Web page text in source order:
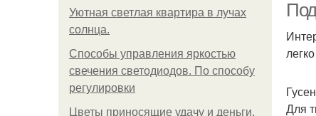
Уютная светлая квартира в лучах
солнца.
Способы управления яркостью
свечения светодиодов. По способу
регулировки
Цветы приносящие удачу и деньги.
Для